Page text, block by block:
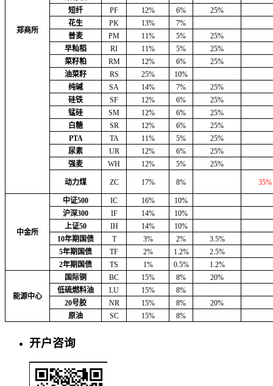
郑商所
短纤
PF 12% 6%
25%
花生
PK 13%
7%
普麦
PM 11% 5%
25%
早籼稻
RI 11% 5%
25%
菜籽粕
RM 12% 6%
25%
油菜籽
RS 25%
10%
纯碱
SA 14% 7%
25%
硅铁
SF 12% 6%
25%
锰硅
SM 12% 6%
25%
白糖
SR 12% 6%
25%
PTA
TA 11% 5%
25%
尿素
UR 12% 6%
25%
强麦
WH 12% 5% 25%
动力煤 ZC 17% 8% 35%
中金所
中证500 IC 16%
10%
沪深300
IF 14%
10%
上证50
IH 14%
10%
10年期国债
T 3% 2%
3.5%
5年期国债
TF 2% 1.2%
2.5%
2年期国债
TS 1% 0.5% 1.2%
能源中心
国际铜 BC 15% 8%
20%
低硫燃料油
LU 15%
8%
20号胶
NR 15% 8%
20%
原油
SC 15% 8%
开户咨询